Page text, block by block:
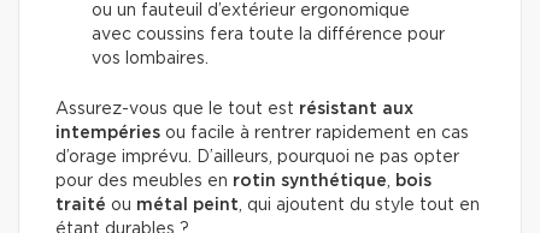
ou un fauteuil d’extérieur ergonomique
avec coussins fera toute la différence pour
vos lombaires.
Assurez-vous que le tout est résistant aux
intempéries ou facile à rentrer rapidement en cas
d’orage imprévu. D’ailleurs, pourquoi ne pas opter
pour des meubles en rotin synthétique
bois
traité ou métal peint , qui ajoutent du style tout en
étant durables ?